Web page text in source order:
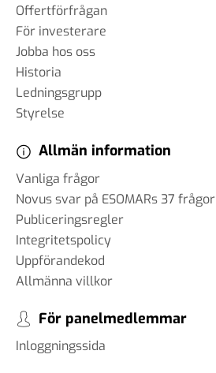
Offertförfrågan
För investerare
Jobba hos oss
Historia
Ledningsgrupp
Styrelse
Allmän information
Vanliga frågor
Novus svar på ESOMARs 37 frågor
Publiceringsregler
Integritetspolicy
Uppförandekod
Allmänna villkor
För panelmedlemmar
Inloggningssida